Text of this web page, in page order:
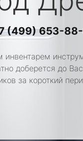
(499) 653-
доберется до
за короткий